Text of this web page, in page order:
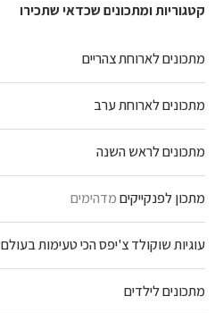
קטגוריות ומתכונים שכדאי שתכירו
מתכונים לארוחת צהריים
מתכונים לארוחת ערב
מתכונים לראש השנה
מתכון לפנקייקיםמדהימים
עוגיות שוקולד צ'יפס הכי טעימות בעולם
מתכונים לילדים